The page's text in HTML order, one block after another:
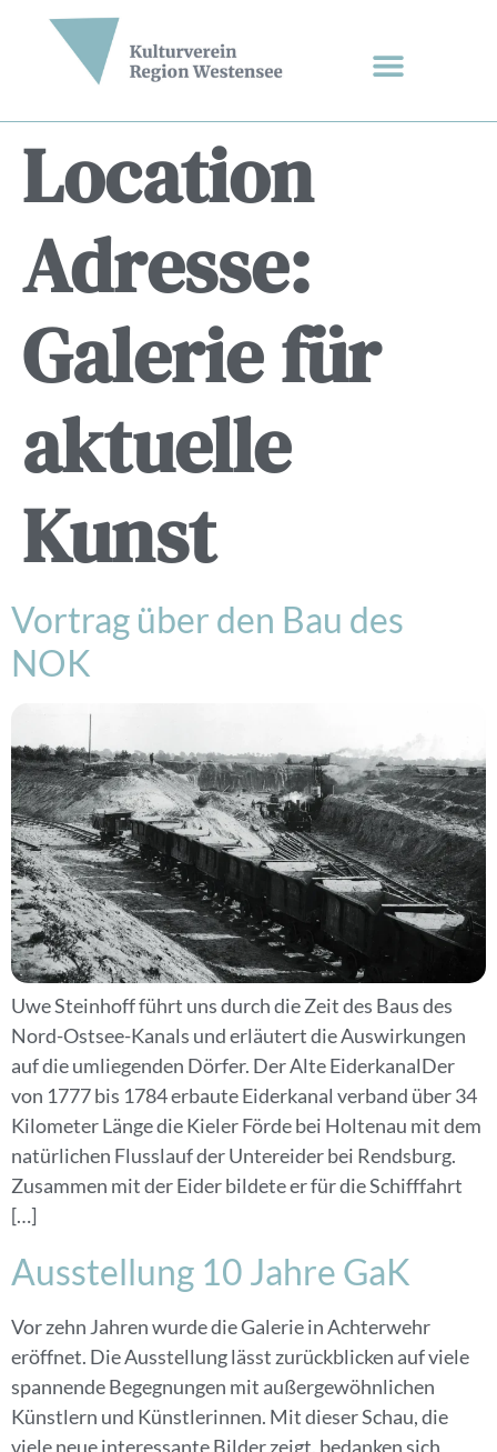
Location
Adresse:
Galerie für
aktuelle
Kunst
Vortrag über den Bau des
NOK
Uwe Steinhoff führt uns durch die Zeit des Baus des
Nord-Ostsee-Kanals und erläutert die Auswirkungen
auf die umliegenden Dörfer. Der Alte EiderkanalDer
von 1777 bis 1784 erbaute Eiderkanal verband über 34
Kilometer Länge die Kieler Förde bei Holtenau mit dem
natürlichen Flusslauf der Untereider bei Rendsburg.
Zusammen mit der Eider bildete er für die Schifffahrt
[…]
Ausstellung 10 Jahre GaK
Vor zehn Jahren wurde die Galerie in Achterwehr
eröffnet. Die Ausstellung lässt zurückblicken auf viele
spannende Begegnungen mit außergewöhnlichen
Künstlern und Künstlerinnen. Mit dieser Schau, die
viele neue interessante Bilder zeigt, bedanken sich